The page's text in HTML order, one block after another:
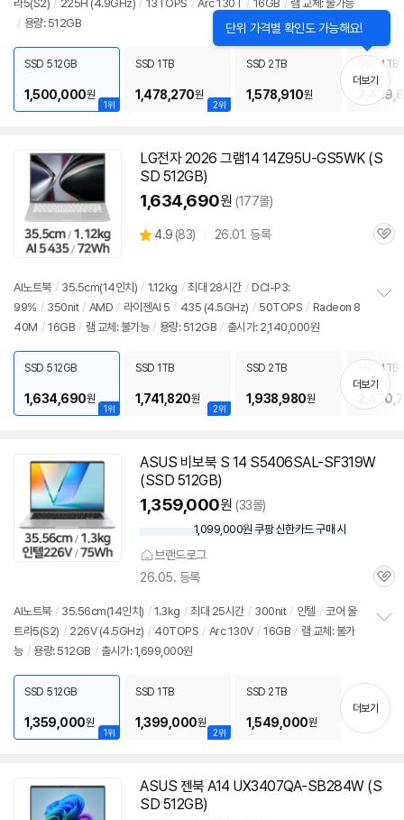
뷰
라5(S2) / 225H (4.9GHz) / 13TOPS / Arc 130T / 16GB / 램 교체: 불가능
/ 용량: 512GB
정
펼
치
기
1위
SSD 512GB
1,500,000원
2위
SSD 1TB
1,478,270원
SSD 2TB
1,578,910원
SSD 4TB
더보기
LG전자 2026 그램14 14Z95U-GS5WK (S
SD 512GB)
1,634,690원 (177몰)
별
4.9 (상
뷰
83) 26.01. 등록
관
AI노트북 / 35.5cm(14인치 ) / 1.12kg / 최대 28시간 / DCI-P3:
99% / 350nit / AMD / 라이젠AI 5 / 435 (4.5GHz) / 50TOPS / Radeon 8
40M / 16GB / 램 교체: 불가능 / 용량: 512GB / 출시가: 2,140,000원
치
기
1위
SSD 512GB
1,634,690원
2위
SSD 1TB
1,741,820원
SSD 2TB
1,938,980원
SSD 4TB
더보기
ASUS 비보북 S 14 S5406SAL-SF319W
(SSD 512GB)
1,359,000원 (33몰)
우
할
인
1,099,000원 쿠팡 신한카드 구매 시
브랜드로그
26.05. 등록
관
AI노트북 / 35.56cm(14인치) / 1.3kg / 최대 25시간 / 300nit / 인텔 / 코어 울
트라5(S2) / 226V (4.5GHz) / 40TOPS / Arc 130V / 16GB / 램 교체: 불가
능 / 용량: 512GB / 출시가: 1,699,000원
기
1위
SSD 512GB
1,359,000원
2위
SSD 1TB
1,399,000원
SSD 2TB
1,549,000원
더보기
ASUS 젠북 A14 UX3407QA-SB284W (S
SD 512GB)